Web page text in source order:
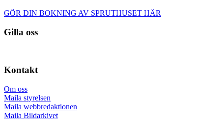
GÖR DIN BOKNING AV SPRUTHUSET HÄR
Gilla oss
Kontakt
Om oss
Maila styrelsen
Maila webbredaktionen
Maila Bildarkivet